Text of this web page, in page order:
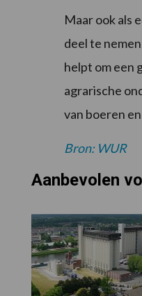
Maar ook als
deel te
helpt om een
agrarische
van boeren
Bron: WUR
Aanbevolen